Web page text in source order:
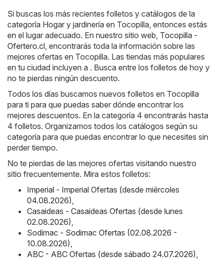
Si buscas los más recientes folletos y catálogos de la
categoría Hogar y jardinería en Tocopilla, entonces estás
en el lugar adecuado. En nuestro sitio web, Tocopilla -
Ofertero.cl, encontrarás toda la información sobre las
mejores ofertas en Tocopilla. Las tiendas más populares
en tu ciudad incluyen a . Busca entre los folletos de hoy y
no te pierdas ningún descuento.
Todos los días buscamos nuevos folletos en Tocopilla
para ti para que puedas saber dónde encontrar los
mejores descuentos. En la categoría 4 encontrarás hasta
4 folletos. Organizamos todos los catálogos según su
categoría para que puedas encontrar lo que necesites sin
perder tiempo.
No te pierdas de las mejores ofertas visitando nuestro
sitio frecuentemente. Mira estos folletos:
Imperial - Imperial Ofertas (desde miércoles
04.08.2026),
Casaideas - Casaideas Ofertas (desde lunes
02.08.2026),
Sodimac - Sodimac Ofertas (02.08.2026 -
10.08.2026),
ABC - ABC Ofertas (desde sábado 24.07.2026),